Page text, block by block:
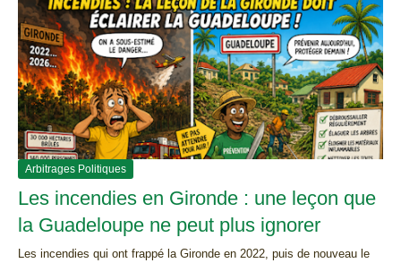
Arbitrages Politiques
Les incendies en Gironde : une leçon que
la Guadeloupe ne peut plus ignorer
Les incendies qui ont frappé la Gironde en 2022, puis de nouveau le